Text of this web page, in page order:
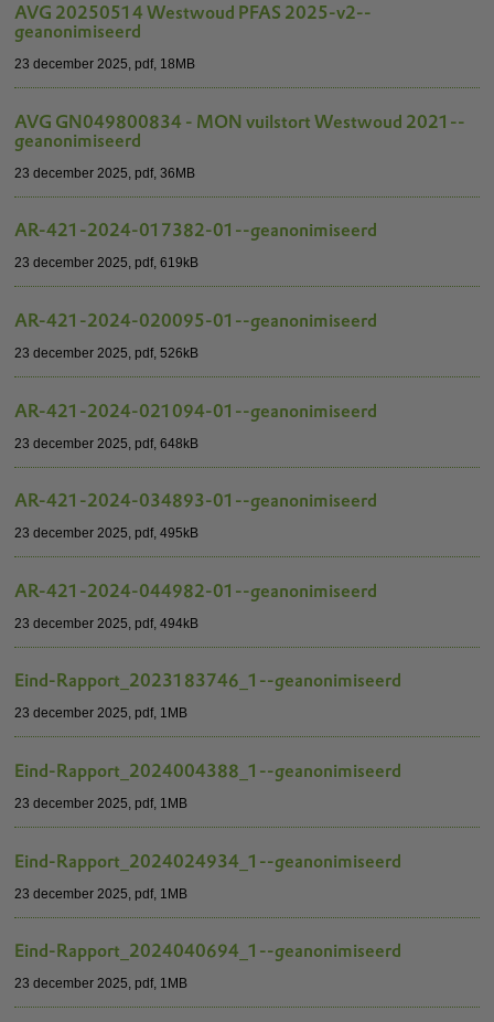
AVG 20250514 Westwoud PFAS 2025-v2--
geanonimiseerd
23 december 2025, pdf, 18MB
AVG GN049800834 - MON vuilstort Westwoud 2021--
geanonimiseerd
23 december 2025, pdf, 36MB
AR-421-2024-017382-01--geanonimiseerd
23 december 2025, pdf, 619kB
AR-421-2024-020095-01--geanonimiseerd
23 december 2025, pdf, 526kB
AR-421-2024-021094-01--geanonimiseerd
23 december 2025, pdf, 648kB
AR-421-2024-034893-01--geanonimiseerd
23 december 2025, pdf, 495kB
AR-421-2024-044982-01--geanonimiseerd
23 december 2025, pdf, 494kB
Eind-Rapport_2023183746_1--geanonimiseerd
23 december 2025, pdf, 1MB
Eind-Rapport_2024004388_1--geanonimiseerd
23 december 2025, pdf, 1MB
Eind-Rapport_2024024934_1--geanonimiseerd
23 december 2025, pdf, 1MB
Eind-Rapport_2024040694_1--geanonimiseerd
23 december 2025, pdf, 1MB